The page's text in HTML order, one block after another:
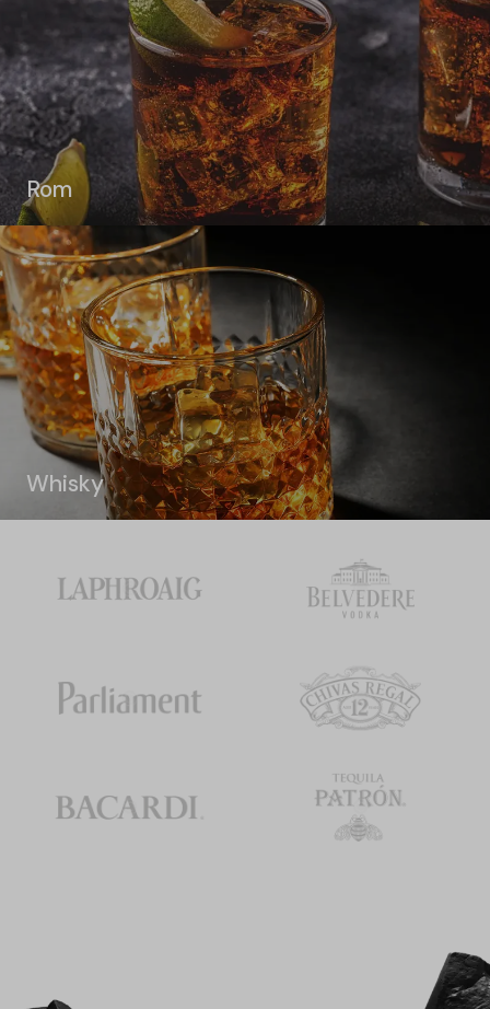
Rom
Whisky